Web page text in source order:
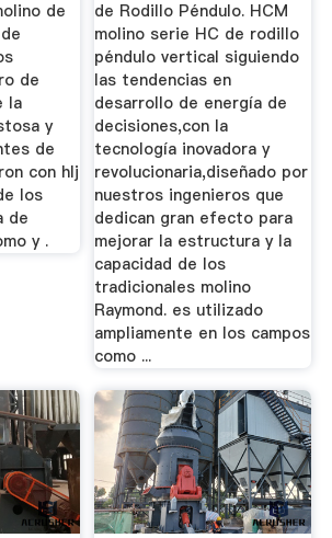
de
de
la
y
de
con hlj
los
de
y .
de Rodillo Péndulo. HCM
molino serie HC de rodillo
péndulo vertical siguiendo
las tendencias en
desarrollo de energía de
decisiones,con la
tecnología inovadora y
revolucionaria,diseñado por
nuestros ingenieros que
dedican gran efecto para
mejorar la estructura y la
capacidad de los
tradicionales molino
Raymond. es utilizado
ampliamente en los campos
como ...